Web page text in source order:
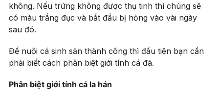
không. Nếu trứng không được thụ tinh thì chúng sẽ
có màu trắng đục và bắt đầu bị hỏng vào vài ngày
sau đó.
Để nuôi cá sinh sản thành công thì đầu tiên bạn cần
phải biết cách phân biệt giới tính cá đã.
Phân biệt giới tính cá la hán